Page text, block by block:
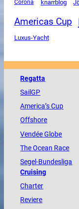
Corona knarrblog
Americas Cup
Luxus-Yacht
Regatta
SailGP
America’s Cup
Offshore
VendéeGlobe
TheOcean Race
Segel-Bundesliga
Cruising
Charter
Reviere